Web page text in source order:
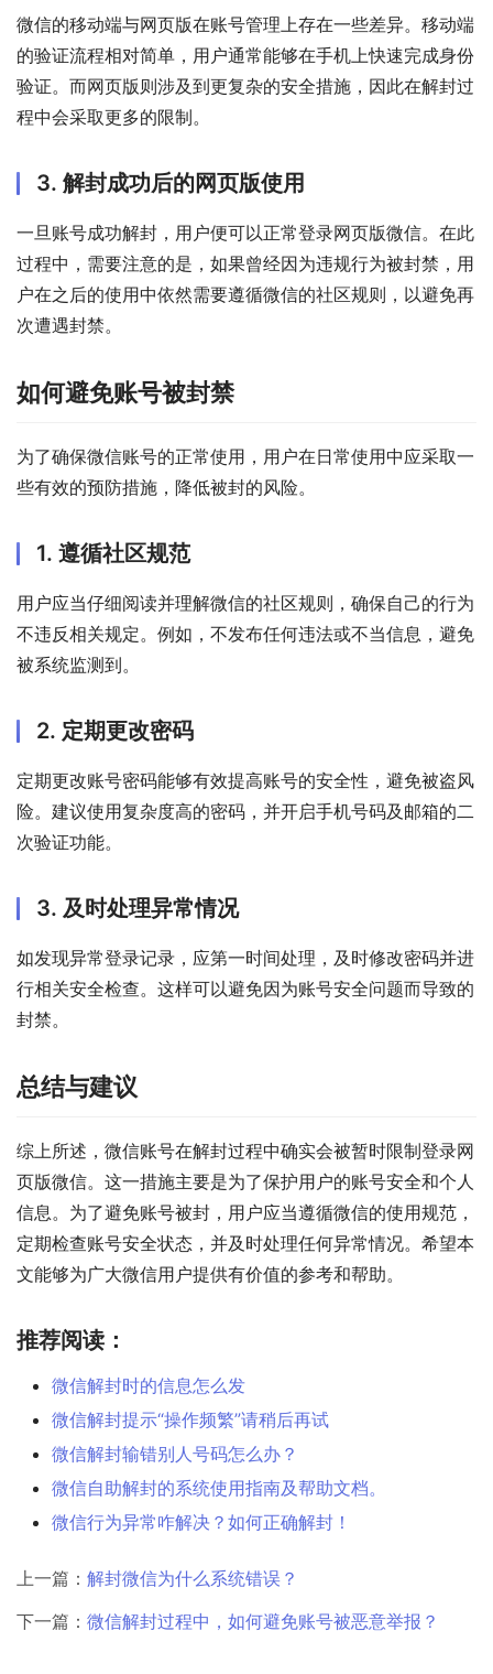
微信的移动端与网页版在账号管理上存在一些差异。移动端
的验证流程相对简单，用户通常能够在手机上快速完成身份
验证。而网页版则涉及到更复杂的安全措施，因此在解封过
程中会采取更多的限制。
3. 解封成功后的网页版使用
一旦账号成功解封，用户便可以正常登录网页版微信。在此
过程中，需要注意的是，如果曾经因为违规行为被封禁，用
户在之后的使用中依然需要遵循微信的社区规则，以避免再
次遭遇封禁。
如何避免账号被封禁
为了确保微信账号的正常使用，用户在日常使用中应采取一
些有效的预防措施，降低被封的风险。
1. 遵循社区规范
用户应当仔细阅读并理解微信的社区规则，确保自己的行为
不违反相关规定。例如，不发布任何违法或不当信息，避免
被系统监测到。
2. 定期更改密码
定期更改账号密码能够有效提高账号的安全性，避免被盗风
险。建议使用复杂度高的密码，并开启手机号码及邮箱的二
次验证功能。
3. 及时处理异常情况
如发现异常登录记录，应第一时间处理，及时修改密码并进
行相关安全检查。这样可以避免因为账号安全问题而导致的
封禁。
总结与建议
综上所述，微信账号在解封过程中确实会被暂时限制登录网
页版微信。这一措施主要是为了保护用户的账号安全和个人
信息。为了避免账号被封，用户应当遵循微信的使用规范，
定期检查账号安全状态，并及时处理任何异常情况。希望本
文能够为广大微信用户提供有价值的参考和帮助。
推荐阅读：
微信解封时的信息怎么发
微信解封提示“操作频繁”请稍后再试
微信解封输错别人号码怎么办？
微信自助解封的系统使用指南及帮助文档。
微信行为异常咋解决？如何正确解封！
上一篇： 解封微信为什么系统错误？
下一篇： 微信解封过程中，如何避免账号被恶意举报？